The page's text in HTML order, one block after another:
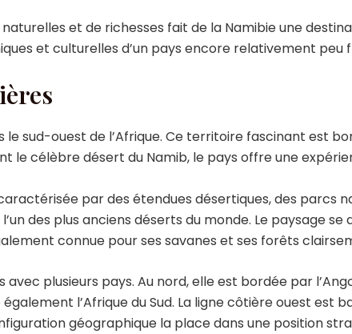
et de richesses fait de la Namibie une
et culturelles d’un pays encore relativement peu
le sud-ouest de l’Afrique. Ce territoire fascinant est
le célèbre désert du Namib, le pays offre une
par des étendues désertiques, des parcs
des plus anciens déserts du monde. Le paysage se
connue pour ses savanes et ses forêts
plusieurs pays. Au nord, elle est bordée par
l’Afrique du Sud. La ligne côtière ouest est
géographique la place dans une position